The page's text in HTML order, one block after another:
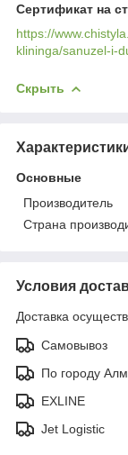
Сертификат на
https://
klininga/sanuzel-i-
Скрыть
Основные
Производитель
Страна
Условия
Доставка
Самовывоз
По городу
EXLINE
Jet Logistic